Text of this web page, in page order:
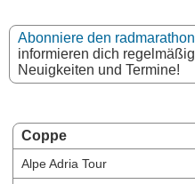
Coppe
Alpe Adria Tour
Abonniere den
informieren dich
Neuigkeiten und Termine!